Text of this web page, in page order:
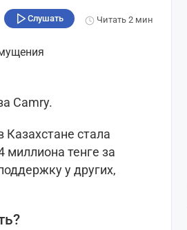
Слушать Читать2 мин
Camry.
Казахстане стала
миллиона тенге за
у других,